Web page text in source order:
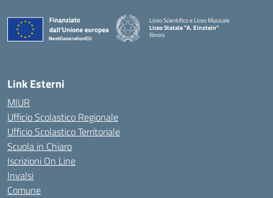
Liceo Scientifico e Liceo Musicale
Liceo Statale "A. Einstein"
Rimini
Link Esterni
MIUR
Ufficio Scolastico Regionale
Ufficio Scolastico Territoriale
Scuola in Chiaro
Iscrizioni On Line
Invalsi
Comune